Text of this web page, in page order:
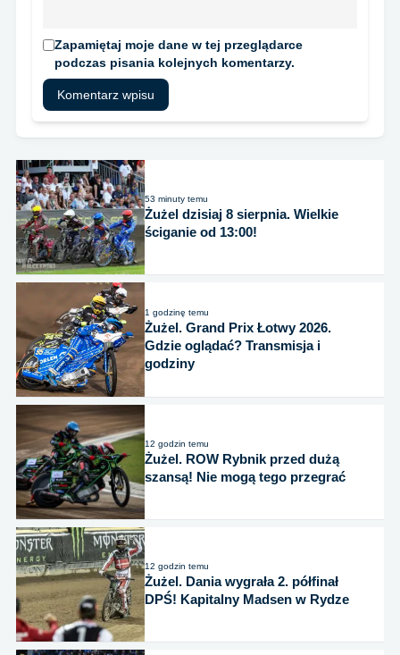
Zapamiętaj moje dane w tej przeglądarce
podczas pisania kolejnych komentarzy.
53 minuty temu
Żużel dzisiaj 8 sierpnia. Wielkie
ściganie od 13:00!
1 godzinę temu
Żużel. Grand Prix Łotwy 2026.
Gdzie oglądać? Transmisja i
godziny
12 godzin temu
Żużel. ROW Rybnik przed dużą
szansą! Nie mogą tego przegrać
12 godzin temu
Żużel. Dania wygrała 2. półfinał
DPŚ! Kapitalny Madsen w Rydze